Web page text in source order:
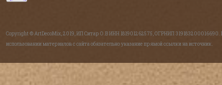
Copyright © ArtDecoMix, 2019, ИП Ситар О.В ИНН 181901262575, ОГРНИП 319183200016690.
использовании материалов с сайта обязательно указание прямой ссылки на источник.